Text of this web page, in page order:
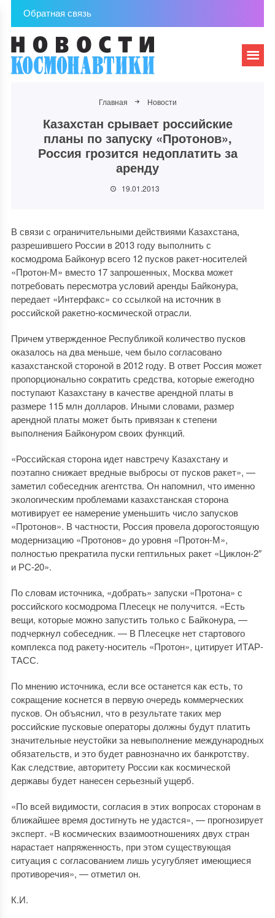
Обратная связь
Главная Новости
Казахстан срывает российские
планы по запуску «Протонов»,
Россия грозится недоплатить за
аренду
19.01.2013
В связи с ограничительными действиями Казахстана,
разрешившего России в 2013 году выполнить с
космодрома Байконур всего 12 пусков ракет-носителей
«Протон-М» вместо 17 запрошенных, Москва может
потребовать пересмотра условий аренды Байконура,
передает «Интерфакс» со ссылкой на источник в
российской ракетно-космической отрасли.
Причем утвержденное Республикой количество пусков
оказалось на два меньше, чем было согласовано
казахстанской стороной в 2012 году. В ответ Россия может
пропорционально сократить средства, которые ежегодно
поступают Казахстану в качестве арендной платы в
размере 115 млн долларов. Иными словами, размер
арендной платы может быть привязан к степени
выполнения Байконуром своих функций.
«Российская сторона идет навстречу Казахстану и
поэтапно снижает вредные выбросы от пусков ракет», —
заметил собеседник агентства. Он напомнил, что именно
экологическим проблемами казахстанская сторона
мотивирует ее намерение уменьшить число запусков
«Протонов». В частности, Россия провела дорогостоящую
модернизацию «Протонов» до уровня «Протон-М»,
полностью прекратила пуски гептильных ракет «Циклон-2″
и РС-20».
По словам источника, «добрать» запуски «Протона» с
российского космодрома Плесецк не получится. «Есть
вещи, которые можно запустить только с Байконура, —
подчеркнул собеседник. — В Плесецке нет стартового
комплекса под ракету-носитель «Протон», цитирует ИТАР-
ТАСС.
По мнению источника, если все останется как есть, то
сокращение коснется в первую очередь коммерческих
пусков. Он объяснил, что в результате таких мер
российские пусковые операторы должны будут платить
значительные неустойки за невыполнение международных
обязательств, и это будет равнозначно их банкротству.
Как следствие, авторитету России как космической
державы будет нанесен серьезный ущерб.
«По всей видимости, согласия в этих вопросах сторонам в
ближайшее время достигнуть не удастся», — прогнозирует
эксперт. «В космических взаимоотношениях двух стран
нарастает напряженность, при этом существующая
ситуация с согласованием лишь усугубляет имеющиеся
противоречия», — отметил он.
К.И.